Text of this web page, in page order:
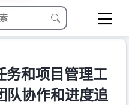
务和项目管理工
队协作和进度追